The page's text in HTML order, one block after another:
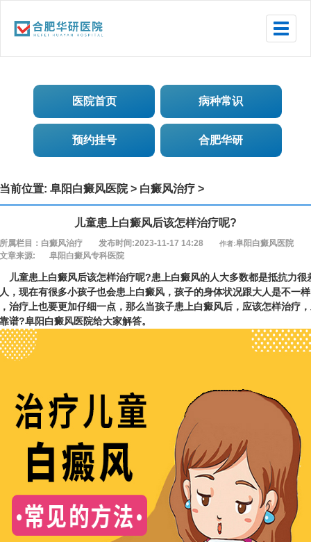
Toggle
医院首页 病种常识
预约挂号 合肥华研
当前位置:阜阳白癜风医院> 白癜风治疗 >
儿童患上白癜风后该怎样治疗呢?
所属栏目：白癜风治疗 发布时间:2023-11-17 14:28 作者:阜阳白癜风医院
文章来源:
阜阳白癜风专科医院
儿童患上白癜风后该怎样治疗呢?患上白癜风的人大多数都是抵抗力很
，现在有很多小孩子也会患上白癜风，孩子的身体状况跟大人是不一样
治疗上也要更加仔细一点，那么当孩子患上白癜风后，应该怎样治疗
谱?阜阳白癜风医院给大家解答。